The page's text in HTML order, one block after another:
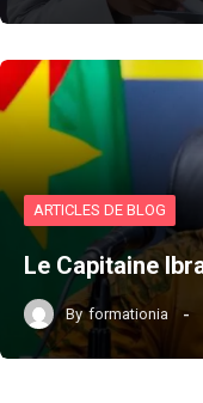
ARTICLES DE BLOG
Le Capitaine
By formationia